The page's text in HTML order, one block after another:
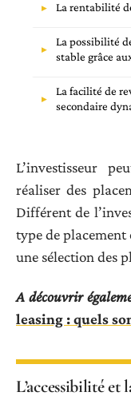
La rentabilité
La possibilité
stable grâce
La facilité de
secondaire
L’investisseur
réaliser des
Différent de
type de
une sélection des
A découvrir
leasing : quels
L’accessibilité et